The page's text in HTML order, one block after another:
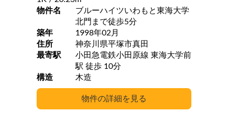
物件名
ブルーハイツいわもと東海大学
北門まで徒歩5分
築年
1998年02月
住所
神奈川県平塚市真田
最寄駅
小田急電鉄小田原線 東海大学前
駅 徒歩 10分
構造
木造